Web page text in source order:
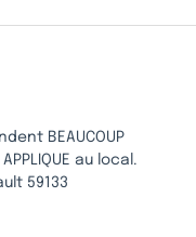
BEAUCOUP
au local.
59133